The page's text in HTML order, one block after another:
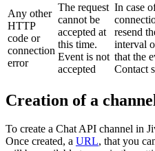
Any other
HTTP
code or
connection
error
The request
cannot be
accepted at
this time.
Event is not
accepted
In case
resend
interval
that the
Contact
Creation of a
To create a Chat API channel in
Once created, a URL, that you